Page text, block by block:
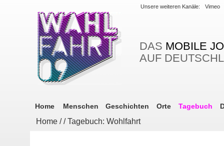
Unsere weiteren Kanäle: Vimeo
DAS MOBILE
AUF
Home Menschen Geschichten Orte Tagebuch
Home // Tagebuch: Wohlfahrt